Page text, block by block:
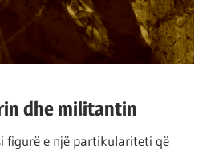
dhe militantin
figurë e një partikulariteti që